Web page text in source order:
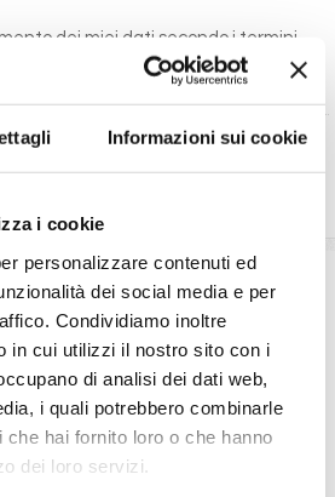
Informazioni sui cookie
i cookie
personalizzare contenuti ed
dei social media e per
Condividiamo inoltre
in cui utilizzi il nostro sito con i
di analisi dei dati web,
i quali potrebbero combinarle
hai fornito loro o che hanno
dei loro servizi.
dei miei dati secondo i termini
PREVENTIVO
cabina prescelta dotata di ogni
aria condizionata, telefono, TV
(mance)
completa a bordo (colazione,
o nei ristoranti principali ).